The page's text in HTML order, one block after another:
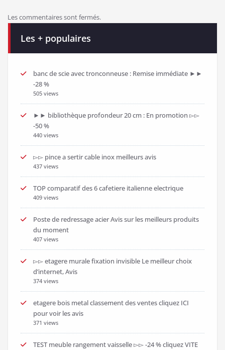
Les commentaires sont fermés.
Les + populaires
banc de scie avec tronconneuse : Remise immédiate ►►
-28 %
505 views
►► bibliothèque profondeur 20 cm : En promotion ▻▻
-50 %
440 views
▻▻ pince a sertir cable inox meilleurs avis
437 views
TOP comparatif des 6 cafetiere italienne electrique
409 views
Poste de redressage acier Avis sur les meilleurs produits
du moment
407 views
▻▻ etagere murale fixation invisible Le meilleur choix
d’internet, Avis
374 views
etagere bois metal classement des ventes cliquez ICI
pour voir les avis
371 views
TEST meuble rangement vaisselle ▻▻ -24 % cliquez VITE